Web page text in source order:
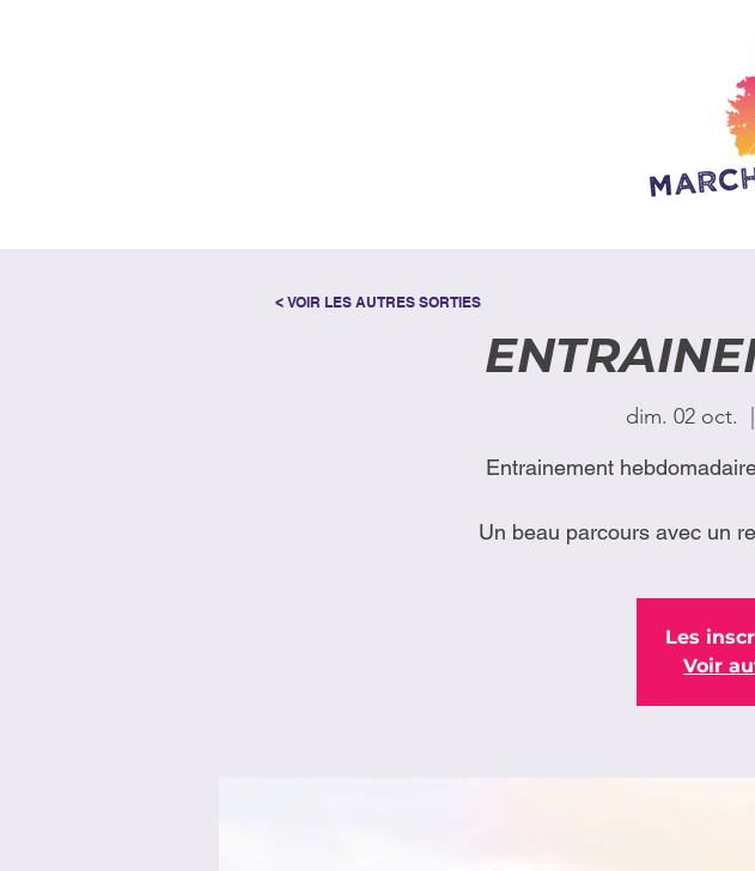
dim. 02 oct.
Entrainement
Un beau parcours avec un
Les
Voir
< VOIR LES AUTRES SORTIES